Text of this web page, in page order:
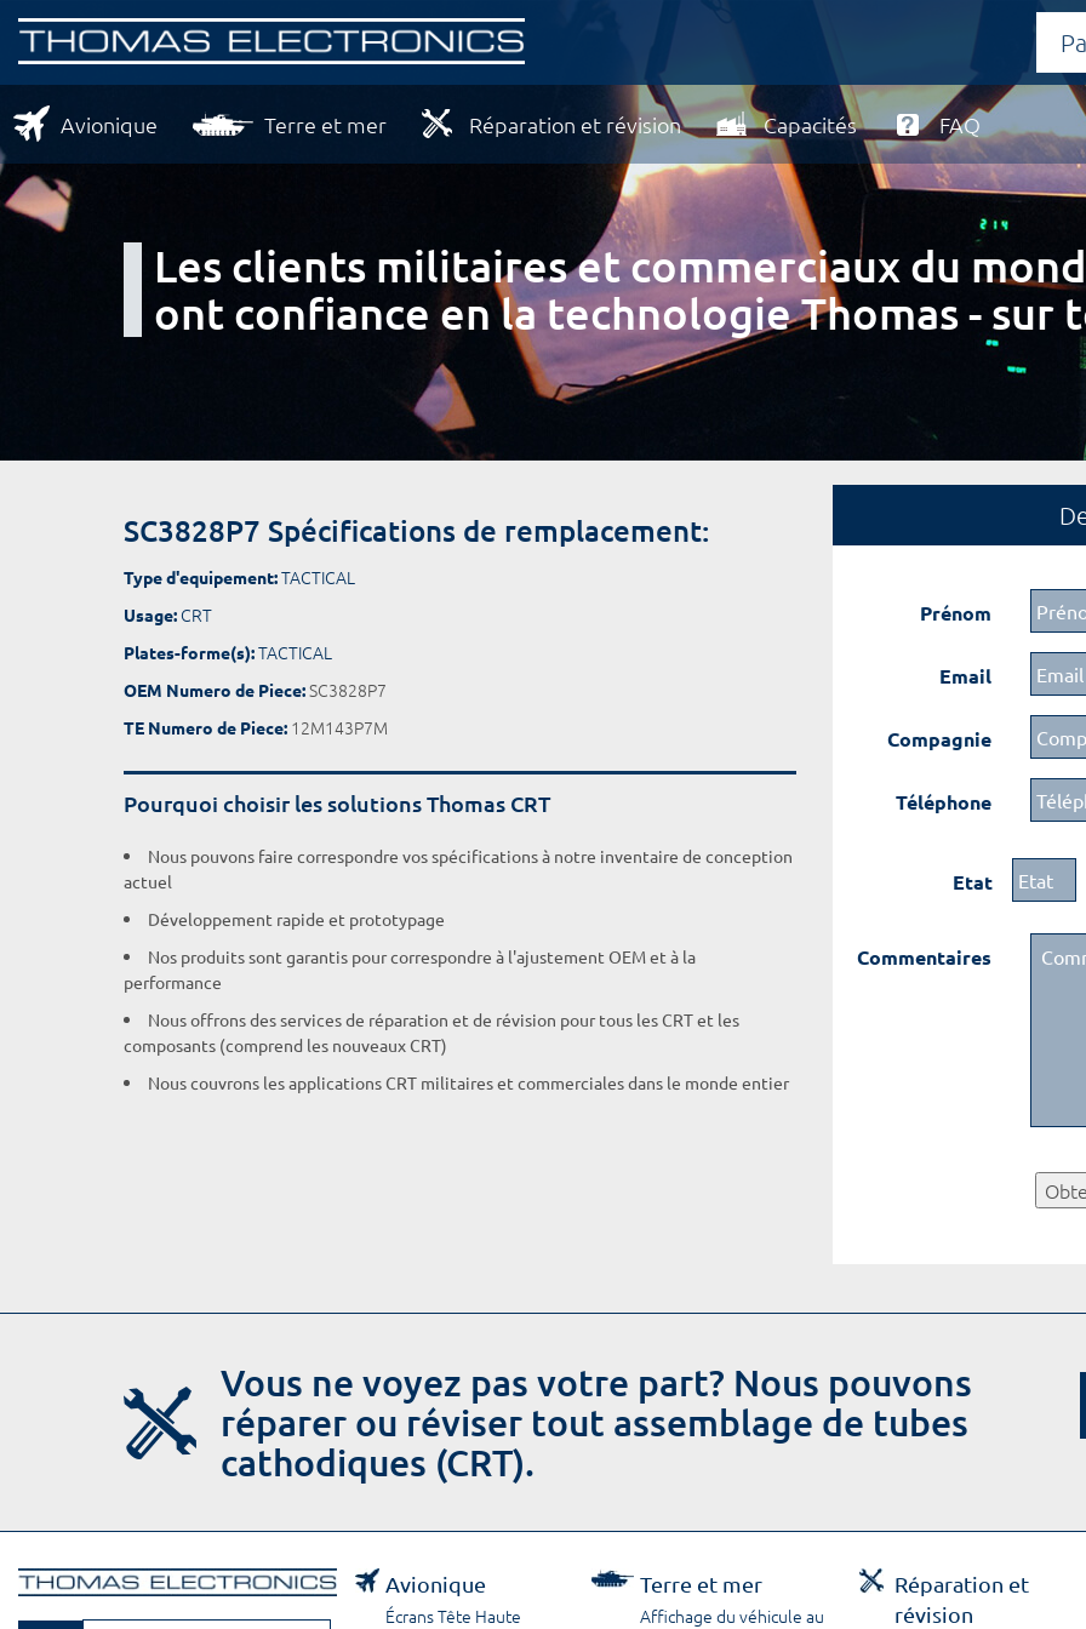
Avionique Terre et mer Réparation et révision Capacités FAQ
Les clients militaires et commerciaux du
ont confiance en la technologie Thomas - sur
SC3828P7 Spécifications de remplacement:
Type d'equipement:TACTICAL
Usage: CRT
Plates-forme(s):TACTICAL
OEM Numero de Piece:SC3828P7
TE Numero de Piece: 12M143P7M
Pourquoi choisir les solutions Thomas CRT
Nous pouvons faire correspondre vos spécifications à notre inventaire de conception
actuel
Développement rapide et prototypage
Nos produits sont garantis pour correspondre à l'ajustement OEM et à la
performance
Nous offrons des services de réparation et de révision pour tous les CRT et les
composants (comprend les nouveaux CRT)
Nous couvrons les applications CRT militaires et commerciales dans le monde entier
Prénom
Email
Compagnie
Téléphone
Etat
Commentaires
Vous ne voyez pas votre part? Nous pouvons
réparer ou réviser tout assemblage de tubes
cathodiques (CRT).
Avionique
Écrans Tête Haute
Terre et mer
Affichage du véhicule au
Réparation et
révision